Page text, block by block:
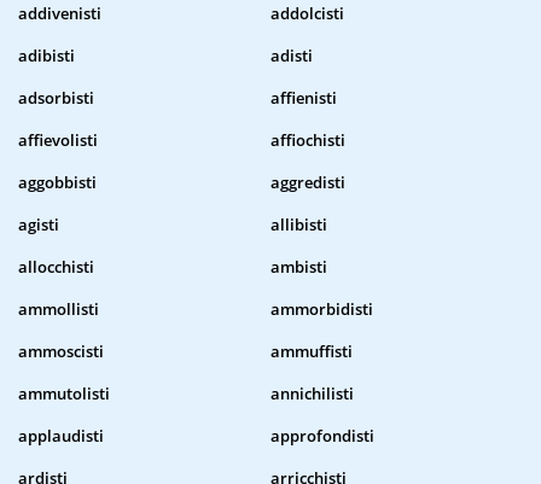
addivenisti
addolcisti
adibisti
adisti
adsorbisti
affienisti
affievolisti
affiochisti
aggobbisti
aggredisti
agisti
allibisti
allocchisti
ambisti
ammollisti
ammorbidisti
ammoscisti
ammuffisti
ammutolisti
annichilisti
applaudisti
approfondisti
ardisti
arricchisti